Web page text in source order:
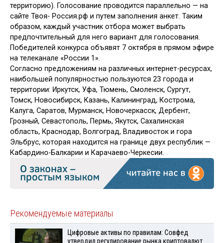
территорию). Голосование проводится параллельно — на
сайте Твоя- Россия.рф и путем заполнения анкет. Таким
образом, каждый участник отбора может выбрать
предпочтительный для него вариант для голосования.
Победителей конкурса объявят 7 октября в прямом эфире
на телеканале «России 1».
Согласно предложениям на различных интернет-ресурсах,
наибольшей популярностью пользуются 23 города и
территории: Иркутск, Уфа, Тюмень, Смоленск, Сургут,
Томск, Новосибирск, Казань, Калининград, Кострома,
Калуга, Саратов, Мурманск, Новочеркасск, Дербент,
Грозный, Севастополь, Пермь, Якутск, Сахалинская
область, Краснодар, Волгоград, Владивосток и гора
Эльбрус, которая находится на границе двух республик —
Кабардино-Балкарии и Карачаево-Черкесии.
Рекомендуемые материалы
Цифровые активы по правилам: Совфед
утвердил регулирование рынка криптовалют